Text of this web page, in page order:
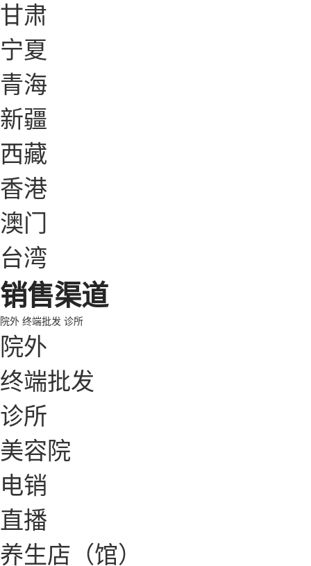
甘肃
宁夏
青海
新疆
西藏
香港
澳门
台湾
销售渠道
院外 终端批发 诊所
院外
终端批发
诊所
美容院
电销
直播
养生店（馆）